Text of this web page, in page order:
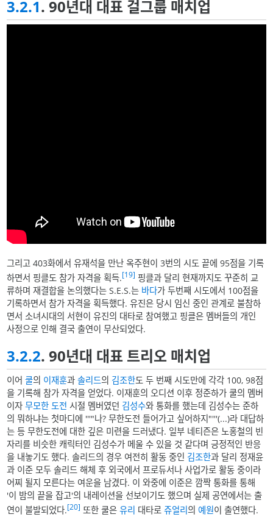
3.2.1. 90년대 대표 걸그룹 매치업
그리고 403화에서 유재석을 만난 옥주현이 3번의 시도 끝에 95점을 기록
하면서 핑클도 참가 자격을 획득.[19] 핑클과 달리 현재까지도 꾸준히 교
류하며 재결합을 논의했다는 S.E.S.는 바다가 두번째 시도에서 100점을
기록하면서 참가 자격을 획득했다. 유진은 당시 임신 중인 관계로 불참하
면서 소녀시대의 서현이 유진의 대타로 참여했고 핑클은 멤버들의 개인
사정으로 인해 결국 출연이 무산되었다.
3.2.2. 90년대 대표 트리오 매치업
이어쿨의 이재훈과솔리드의 김조한도 두 번째 시도만에 각각 100, 98점
을 기록해 참가 자격을 얻었다. 이재훈의 오디션 이후 정준하가 쿨의 멤버
이자무모한 도전 시절 멤버였던 김성수와 통화를 했는데 김성수는 준하
의 뭐하냐는 첫마디에 '''"나? 무한도전 들어가고 싶어하지"'''(...)라 대답하
는 등 무한도전에 대한 깊은 미련을 드러냈다. 일부 네티즌은 노홍철의 빈
자리를 비슷한 캐릭터인 김성수가 메울 수 있을 것 같다며 긍정적인 반응
을 내놓기도 했다. 솔리드의 경우 여전히 활동 중인 김조한과 달리 정재윤
과 이준 모두 솔리드 해체 후 외국에서 프로듀서나 사업가로 활동 중이라
어찌 될지 모른다는 여운을 남겼다. 이 와중에 이준은 깜짝 통화를 통해
'이 밤의 끝을 잡고'의 내레이션을 선보이기도 했으며 실제 공연에서는 출
연이 불발되었다.[20] 또한 쿨은유리 대타로쥬얼리의예원이 출연했다.